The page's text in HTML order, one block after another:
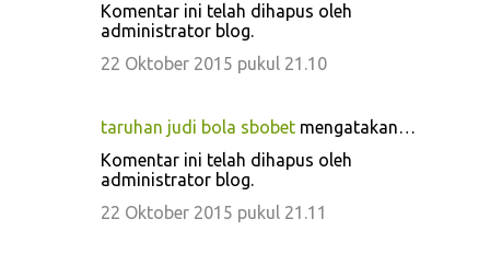
Komentar ini telah dihapus oleh
administrator blog.
22 Oktober 2015 pukul 21.10
taruhan judi bola sbobet mengatakan…
Komentar ini telah dihapus oleh
administrator blog.
22 Oktober 2015 pukul 21.11